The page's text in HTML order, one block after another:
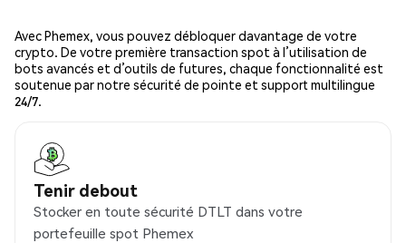
Avec Phemex, vous pouvez débloquer davantage de votre
crypto. De votre première transaction spot à l’utilisation de
bots avancés et d’outils de futures, chaque fonctionnalité est
soutenue par notre sécurité de pointe et support multilingue
24/7.
Tenir debout
Stocker en toute sécurité DTLT dans votre
portefeuille spot Phemex